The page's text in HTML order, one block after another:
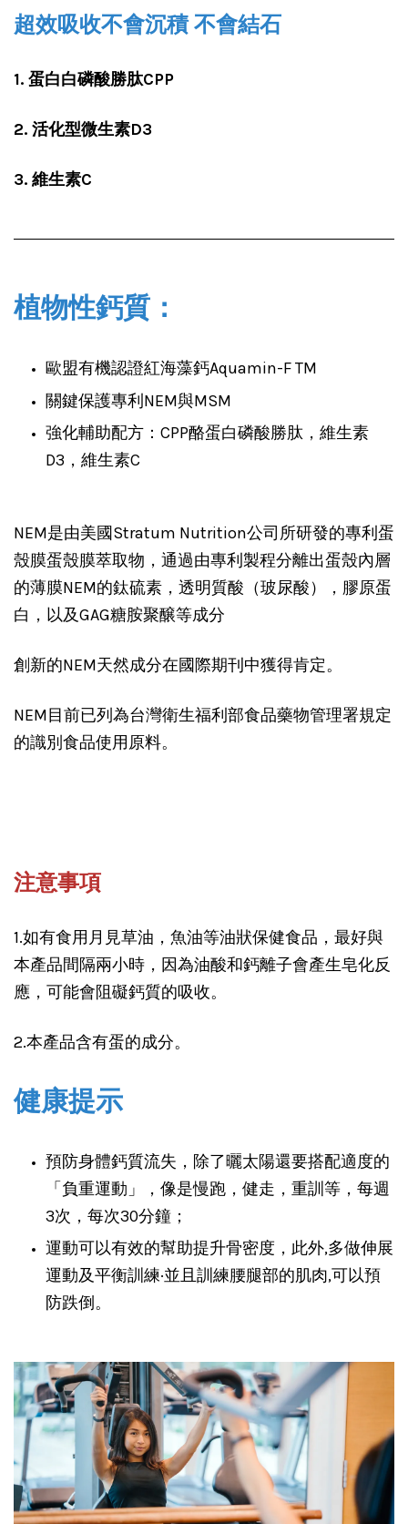
超效吸收不會沉積 不會結石
1. 蛋白白磷酸勝肽CPP
2. 活化型微生素D3
3. 維生素C
植物性鈣質：
歐盟有機認證紅海藻鈣Aquamin-F TM
關鍵保護專利NEM與MSM
強化輔助配方：CPP酪蛋白磷酸勝肽，維生素
D3，維生素C
NEM是由美國Stratum Nutrition公司所研發的專利蛋
殼膜蛋殼膜萃取物，通過由專利製程分離出蛋殼內層
的薄膜NEM的鈦硫素，透明質酸（玻尿酸），膠原蛋
白，以及GAG糖胺聚醸等成分
創新的NEM天然成分在國際期刊中獲得肯定。
NEM目前已列為台灣衛生福利部食品藥物管理署規定
的識別食品使用原料。
注意事項
1.如有食用月見草油，魚油等油狀保健食品，最好與
本產品間隔兩小時，因為油酸和鈣離子會產生皂化反
應，可能會阻礙鈣質的吸收。
2.本產品含有蛋的成分。
健康提示
預防身體鈣質流失，除了曬太陽還要搭配適度的
「負重運動」，像是慢跑，健走，重訓等，每週
3次，每次30分鐘；
運動可以有效的幫助提升骨密度，此外,多做伸展
運動及平衡訓練·並且訓練腰腿部的肌肉,可以預
防跌倒。